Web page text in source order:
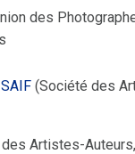
des
(Société des
des Artistes-